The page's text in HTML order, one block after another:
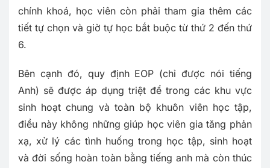
chính khoá, học viên còn phải tham gia thêm các
tiết tự chọn và giờ tự học bắt buộc từ thứ 2 đến thứ
6.
Bên cạnh đó, quy định EOP (chỉ được nói tiếng
Anh) sẽ được áp dụng triệt để trong các khu vực
sinh hoạt chung và toàn bộ khuôn viên học tập,
điều này không những giúp học viên gia tăng phản
xạ, xử lý các tình huống trong học tập, sinh hoạt
và đời sống hoàn toàn bằng tiếng anh mà còn thúc